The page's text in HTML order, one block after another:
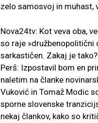
zelo samosvoj in muhast,
Nova24tv: Kot veva oba,
so raje »družbenopolitični
sarkastičen. Zakaj je tako?
Perš: Izpostavil bom en
naletim na članke
Vuković in Tomaž Modic
sporne slovenske
nekaj člankov, kako so